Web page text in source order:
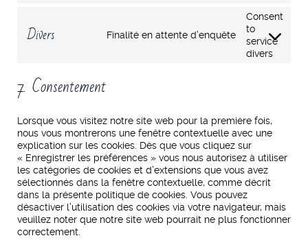
Divers Finalité en attente d’enquête
Consent
to
service
divers
7. Consentement
Lorsque vous visitez notre site web pour la première fois,
nous vous montrerons une fenêtre contextuelle avec une
explication sur les cookies. Dès que vous cliquez sur
« Enregistrer les préférences » vous nous autorisez à utiliser
les catégories de cookies et d’extensions que vous avez
sélectionnés dans la fenêtre contextuelle, comme décrit
dans la présente politique de cookies. Vous pouvez
désactiver l’utilisation des cookies via votre navigateur, mais
veuillez noter que notre site web pourrait ne plus fonctionner
correctement.